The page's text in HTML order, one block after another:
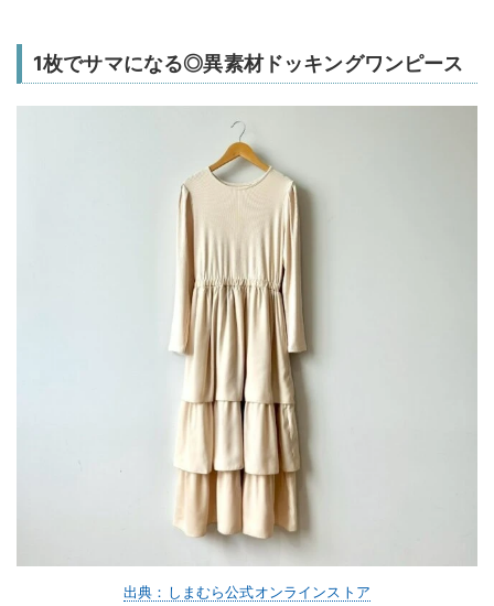
1枚でサマになる◎異素材ドッキングワンピース
出典：しまむら公式オンラインストア